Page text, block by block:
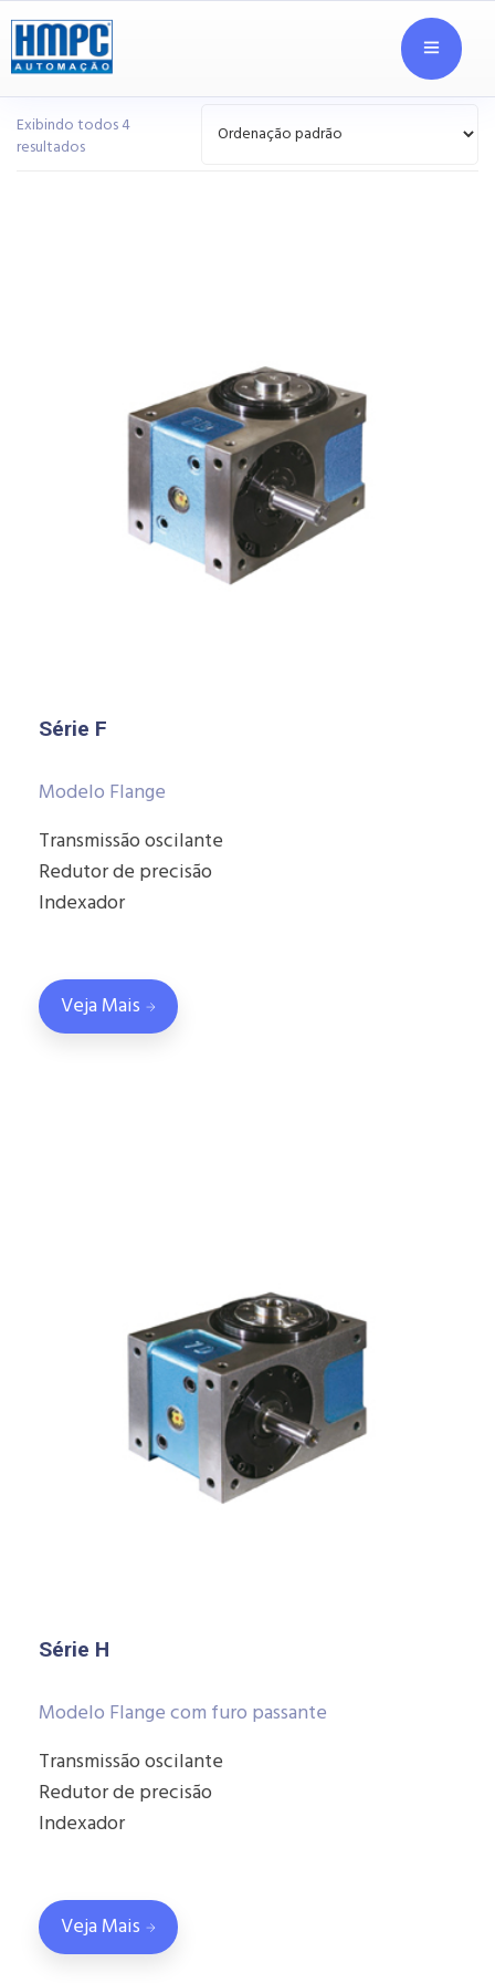
Exibindo todos 4
resultados
Série F
Modelo Flange
Transmissão oscilante
Redutor de precisão
Indexador
Veja Mais
Série H
Modelo Flange com furo passante
Transmissão oscilante
Redutor de precisão
Indexador
Veja Mais